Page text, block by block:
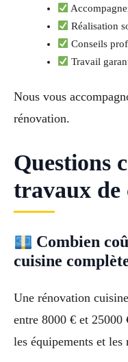
Réalisation
Conseils
Travail
Nous vous
rénovation.
Questions
travaux de
Combien
cuisine
Une rénovation
entre 8000 € et 25000
les équipements et les